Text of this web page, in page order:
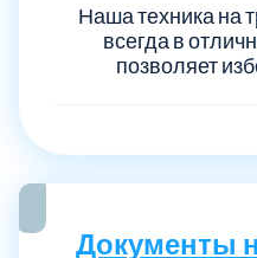
Наша техника на
всегда в
позволяет
Документы